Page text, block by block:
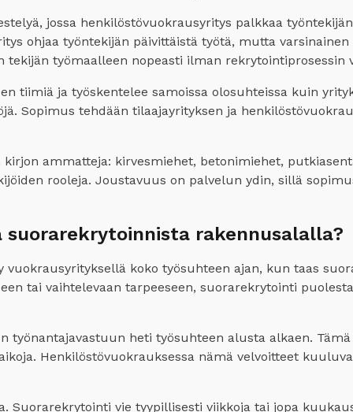
jossa henkilöstövuokrausyritys palkkaa
ohjaa työntekijän päivittäistä työtä, mutta
työmaalleen nopeasti ilman rekrytointiprosessin
tiimiä ja työskentelee samoissa olosuhteissa kuin
Sopimus tehdään tilaajayrityksen ja
ammatteja: kirvesmiehet, betonimiehet,
rooleja. Joustavuus on palvelun ydin, sillä
rakennusalalla?
vuokrausyrityksellä koko työsuhteen ajan, kun taas
tai vaihtelevaan tarpeeseen, suorarekrytointi
työnantajavastuun heti työsuhteen alusta alkaen.
Henkilöstövuokrauksessa nämä velvoitteet
Suorarekrytointi vie tyypillisesti viikkoja tai jopa